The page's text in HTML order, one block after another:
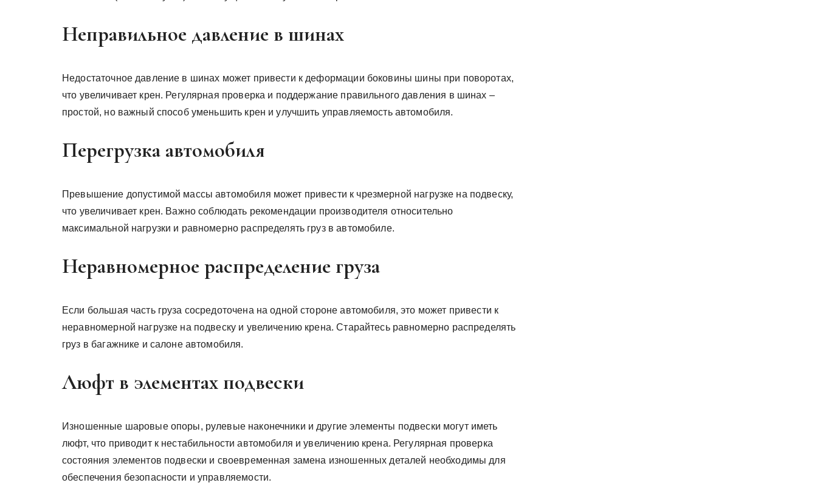
Неправильное давление в шинах
Недостаточное давление в шинах может привести к деформации боковины шины при поворотах,
что увеличивает крен. Регулярная проверка и поддержание правильного давления в шинах –
простой, но важный способ уменьшить крен и улучшить управляемость автомобиля.
Перегрузка автомобиля
Превышение допустимой массы автомобиля может привести к чрезмерной нагрузке на подвеску,
что увеличивает крен. Важно соблюдать рекомендации производителя относительно
максимальной нагрузки и равномерно распределять груз в автомобиле.
Неравномерное распределение груза
Если большая часть груза сосредоточена на одной стороне автомобиля, это может привести к
неравномерной нагрузке на подвеску и увеличению крена. Старайтесь равномерно распределять
груз в багажнике и салоне автомобиля.
Люфт в элементах подвески
Изношенные шаровые опоры, рулевые наконечники и другие элементы подвески могут иметь
люфт, что приводит к нестабильности автомобиля и увеличению крена. Регулярная проверка
состояния элементов подвески и своевременная замена изношенных деталей необходимы для
обеспечения безопасности и управляемости.